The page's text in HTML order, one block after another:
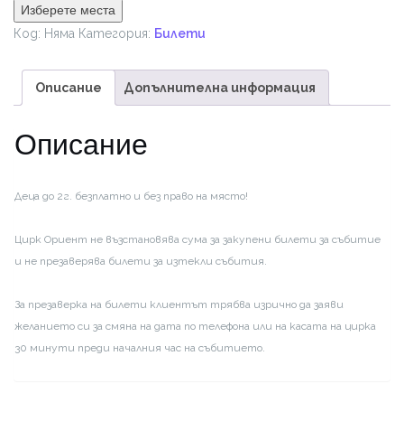
10,00 €
through
Изберете места
Код: Няма Категория: Билети
Описание Допълнителна информация
Описание
Деца до 2г. безплатно и без право на място!
Цирк Ориент не възстановява сума за закупени билети за събитие
и не презаверява билети за изтекли събития.
За презаверка на билети клиентът трябва изрично да заяви
желанието си за смяна на дата по телефона или на касата на цирка
30 минути преди началния час на събитието.